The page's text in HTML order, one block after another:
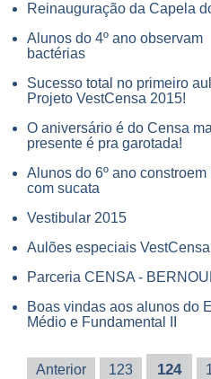
Reinauguração da Capela
Alunos do 4º ano observam
bactérias
Sucesso total no primeiro
Projeto VestCensa 2015!
O aniversário é do Censa
presente é pra garotada!
Alunos do 6º ano constroem
com sucata
Vestibular 2015
Aulões especiais VestCensa
Parceria CENSA -
Boas vindas aos alunos do
Médio e Fundamental II
Anterior 123 124